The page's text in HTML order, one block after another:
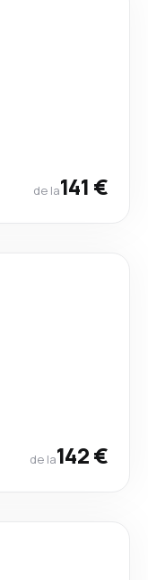
de la141 €
de la142 €